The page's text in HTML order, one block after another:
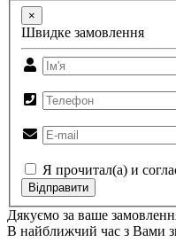
×
Швидке замовлення
Я прочитал(а) и
Відправити
Дякуємо за ваше
В найближчий час з Вами